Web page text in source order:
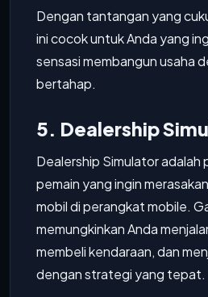
Dengan tantangan yang
ini cocok untuk Anda yang
sensasi membangun usaha
bertahap.
5. Dealership
Dealership Simulator adalah
pemain yang ingin
mobil di perangkat mobile.
memungkinkan Anda
membeli kendaraan, dan
dengan strategi yang tepat.